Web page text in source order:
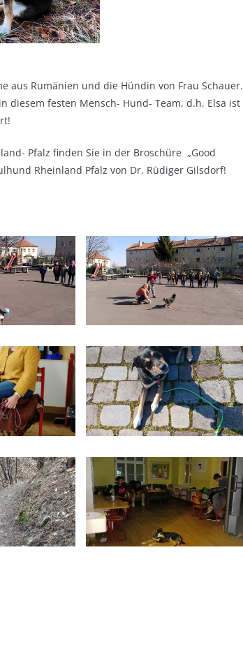
aus Rumänien und die Hündin von Frau Schauer.
festen Mensch- Hund- Team, d.h. Elsa ist
Pfalz finden Sie in der Broschüre „Good
Rheinland Pfalz von Dr. Rüdiger Gilsdorf!